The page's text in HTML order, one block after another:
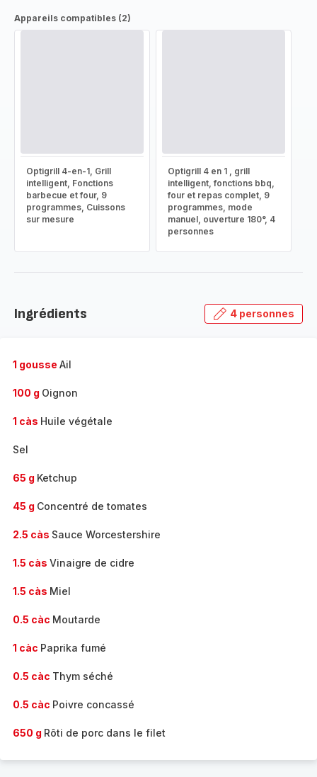
Appareils compatibles (2)
Optigrill 4-en-1, Grill
intelligent, Fonctions
barbecue et four, 9
programmes, Cuissons
sur mesure
Optigrill 4 en 1 , grill
intelligent, fonctions bbq,
four et repas complet, 9
programmes, mode
manuel, ouverture 180°, 4
personnes
Ingrédients 4 personnes
1 gousse Ail
100 g Oignon
1 càs Huile végétale
Sel
65 g Ketchup
45 g Concentré de tomates
2.5 càs Sauce Worcestershire
1.5 càs Vinaigre de cidre
1.5 càs Miel
0.5 càc Moutarde
1 càc Paprika fumé
0.5 càc Thym séché
0.5 càc Poivre concassé
650 g Rôti de porc dans le filet